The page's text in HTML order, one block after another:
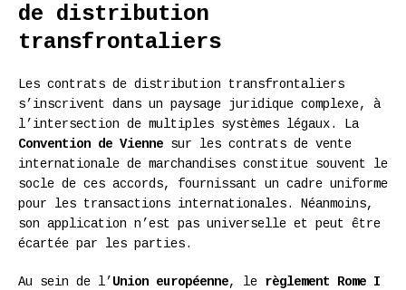
de distribution
transfrontaliers
Les contrats de distribution transfrontaliers
s’inscrivent dans un paysage juridique complexe, à
l’intersection de multiples systèmes légaux. La
Convention de Vienne sur les contrats de vente
internationale de marchandises constitue souvent le
socle de ces accords, fournissant un cadre uniforme
pour les transactions internationales. Néanmoins,
son application n’est pas universelle et peut être
écartée par les parties.
Au sein de l’ Union européenne, le règlement Rome I